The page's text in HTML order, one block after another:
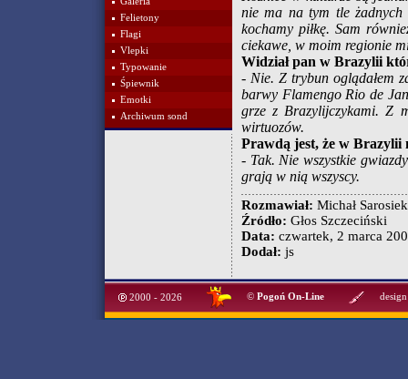
Felietony
Flagi
Vlepki
Typowanie
Śpiewnik
Emotki
Archiwum sond
nie ma na tym tle żadnych
kochamy piłkę. Sam
ciekawe, w moim regionie
Widział pan w Brazylii
- Nie. Z trybun oglądałem
barwy Flamengo Rio de
grze z Brazylijczykami. Z
wirtuozów.
Prawdą jest, że w Brazylii
- Tak. Nie wszystkie
grają w nią wszyscy.
Rozmawiał: Michał Sarosiek
Źródło: Głos Szczeciński
Data: czwartek, 2 marca
Dodał: js
2000 - 2026 © Pogoń On-Line